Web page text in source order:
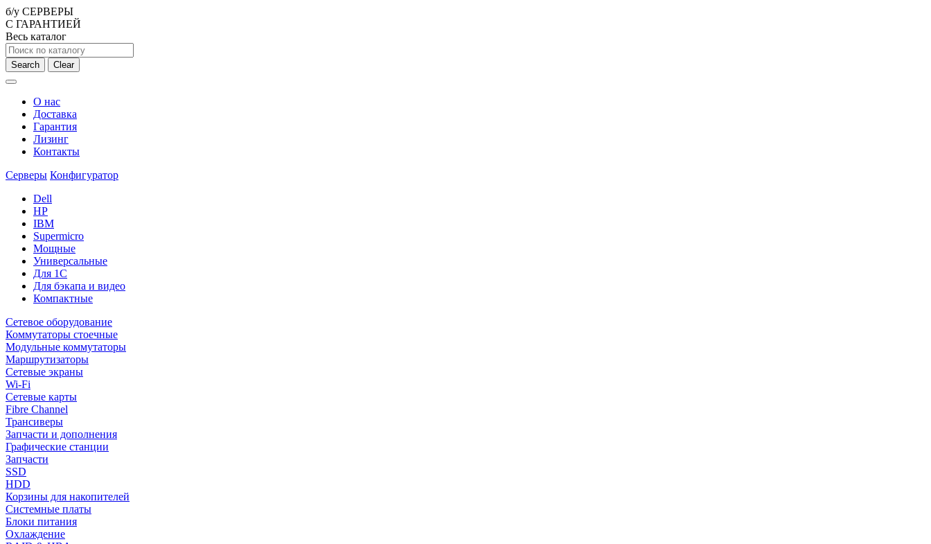
б/у СЕРВЕРЫ
С ГАРАНТИЕЙ
Весь каталог
Search Clear
О нас
Доставка
Гарантия
Лизинг
Контакты
Серверы Конфигуратор
Dell
HP
IBM
Supermicro
Мощные
Универсальные
Для 1С
Для бэкапа и видео
Компактные
Сетевое оборудование
Коммутаторы стоечные
Модульные коммутаторы
Маршрутизаторы
Сетевые экраны
Wi-Fi
Сетевые карты
Fibre Channel
Трансиверы
Запчасти и дополнения
Графические станции
Запчасти
SSD
HDD
Корзины для накопителей
Системные платы
Блоки питания
Охлаждение